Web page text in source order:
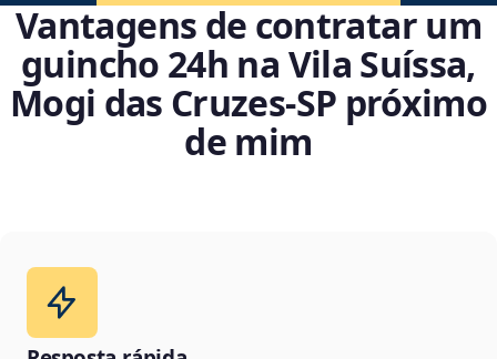
Vantagens de contratar um
guincho 24h na Vila Suíssa,
Mogi das Cruzes‑SP próximo
de mim